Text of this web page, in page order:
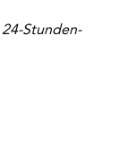
24-Stunden-